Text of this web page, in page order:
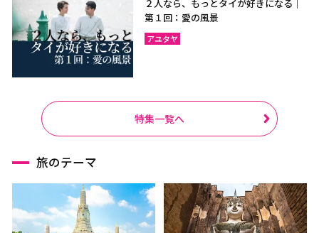
２人なら、もっとタイが好きになる｜
第１回：愛の風景
アユタヤ
特集一覧へ
旅のテーマ